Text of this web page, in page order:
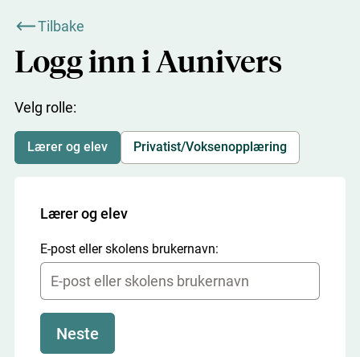
Tilbake
Logg inn i Aunivers
Velg rolle:
Lærer og elev Privatist/Voksenopplæring
Lærer og elev
E-post eller skolens brukernavn:
Neste